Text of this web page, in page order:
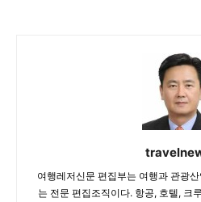
여행레저신문 편집부는 여행과 관광
는 전문 편집조직이다. 항공, 호텔, 크